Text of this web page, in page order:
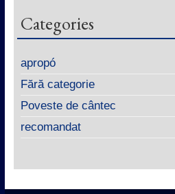
Categories
apropó
Fără categorie
Poveste de cântec
recomandat